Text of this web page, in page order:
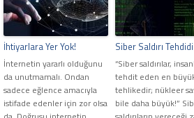
İhtiyarlara Yer Yok!
İnternetin yararlı olduğunu
da unutmamalı. Ondan
sadece eğlence amacıyla
istifade edenler için zor olsa
Siber Saldırı Tehdidi
“Siber saldırılar,
tehdit eden en
tehlikedir; nükleer
bile daha büyük!”